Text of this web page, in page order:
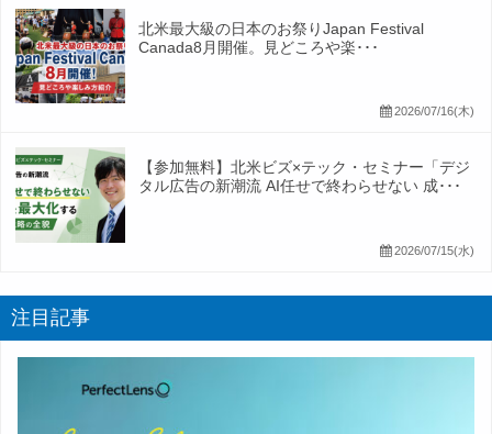
北米最大級の日本のお祭りJapan Festival
Canada8月開催。見どころや楽･･･
2026/07/16(木)
【参加無料】北米ビズ×テック・セミナー「デジ
タル広告の新潮流 AI任せで終わらせない 成･･･
2026/07/15(水)
注目記事